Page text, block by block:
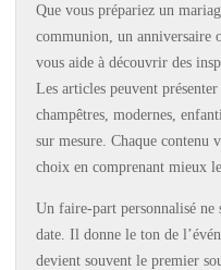
Que vous prépariez un
communion, un anniversaire
vous aide à découvrir des
Les articles peuvent
champêtres, modernes,
sur mesure. Chaque contenu
choix en comprenant mieux
Un faire-part personnalisé ne
date. Il donne le ton de
devient souvent le premier